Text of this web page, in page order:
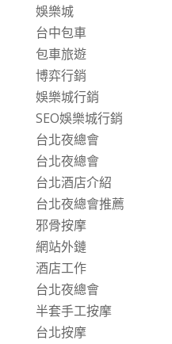
娛樂城
台中包車
包車旅遊
博弈行銷
娛樂城行銷
SEO娛樂城行銷
台北夜總會
台北夜總會
台北酒店介紹
台北夜總會推薦
邪骨按摩
網站外鏈
酒店工作
台北夜總會
半套手工按摩
台北按摩